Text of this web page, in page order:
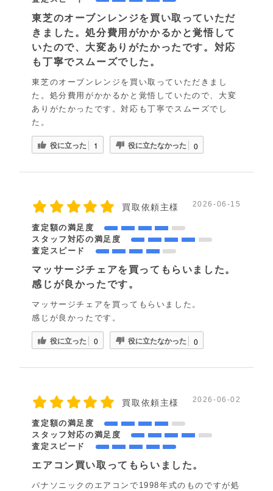
東芝のオーブンレンジを買い取っていただ
きました。処分費用がかかるかと覚悟して
いたので、大変ありがたかったです。対応
も丁寧でスムーズでした。
東芝のオーブンレンジを買い取っていただきまし
た。処分費用がかかるかと覚悟していたので、大変
ありがたかったです。対応も丁寧でスムーズでし
た。
役に立った 1 役に立たなかった 0
買取依頼主様 2026-06-15
査定額の満足度
スタッフ対応の満足度
査定スピード
マッサージチェアを買ってもらいました。
感じが良かったです。
マッサージチェアを買ってもらいました。
感じが良かったです。
役に立った 0 役に立たなかった 0
買取依頼主様 2026-06-02
査定額の満足度
スタッフ対応の満足度
査定スピード
エアコン買い取ってもらいました。
パナソニックのエアコンで1998年式のものですが処